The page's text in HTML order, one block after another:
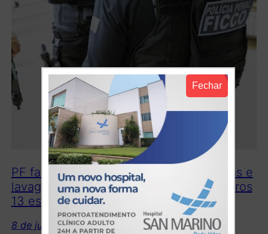
Fechar
PF faz operação contra tráfico de drogas e
lavagem de dinheiro no Ceará e em outros
13 estados
8 de julho de 2026